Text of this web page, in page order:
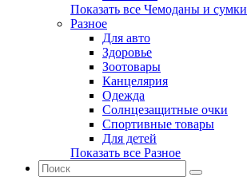
Показать все Чемоданы и сумки
Разное
Для авто
Здоровье
Зоотовары
Канцелярия
Одежда
Солнцезащитные очки
Спортивные товары
Для детей
Показать все Разное